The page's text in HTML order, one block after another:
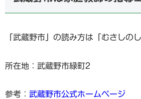
「武蔵野市」の読み方は「むさしの
所在地：武蔵野市緑町2
参考： 武蔵野市公式ホームページ